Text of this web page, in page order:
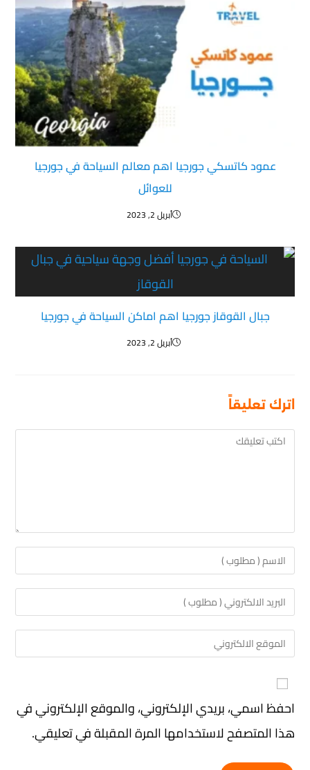
عمود كاتسكي جورجيا اهم معالم السياحة في جورجيا
للعوائل
أبريل 2, 2023
جبال القوقاز جورجيا اهم اماكن السياحة في جورجيا
أبريل 2, 2023
اترك تعليقاً
احفظ اسمي، بريدي الإلكتروني، والموقع الإلكتروني في
هذا المتصفح لاستخدامها المرة المقبلة في تعليقي.